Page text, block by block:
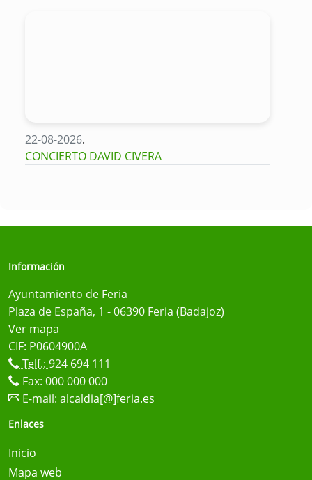
22-08-2026.
CONCIERTO DAVID CIVERA
Información
Ayuntamiento de Feria
Plaza de España, 1 - 06390 Feria (Badajoz)
Ver mapa
CIF: P0604900A
Telf.: 924 694 111
Fax: 000 000 000
E-mail: alcaldia[@]feria.es
Enlaces
Inicio
Mapa web